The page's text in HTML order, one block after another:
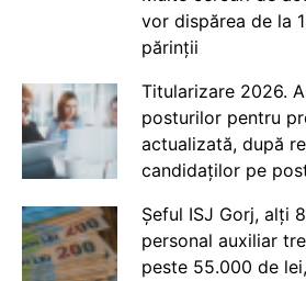
vor dispărea de la
părinții
Titularizare 2026.
posturilor pentru
actualizată, după
candidaților pe
Șeful ISJ Gorj, alți
personal auxiliar
peste 55.000 de